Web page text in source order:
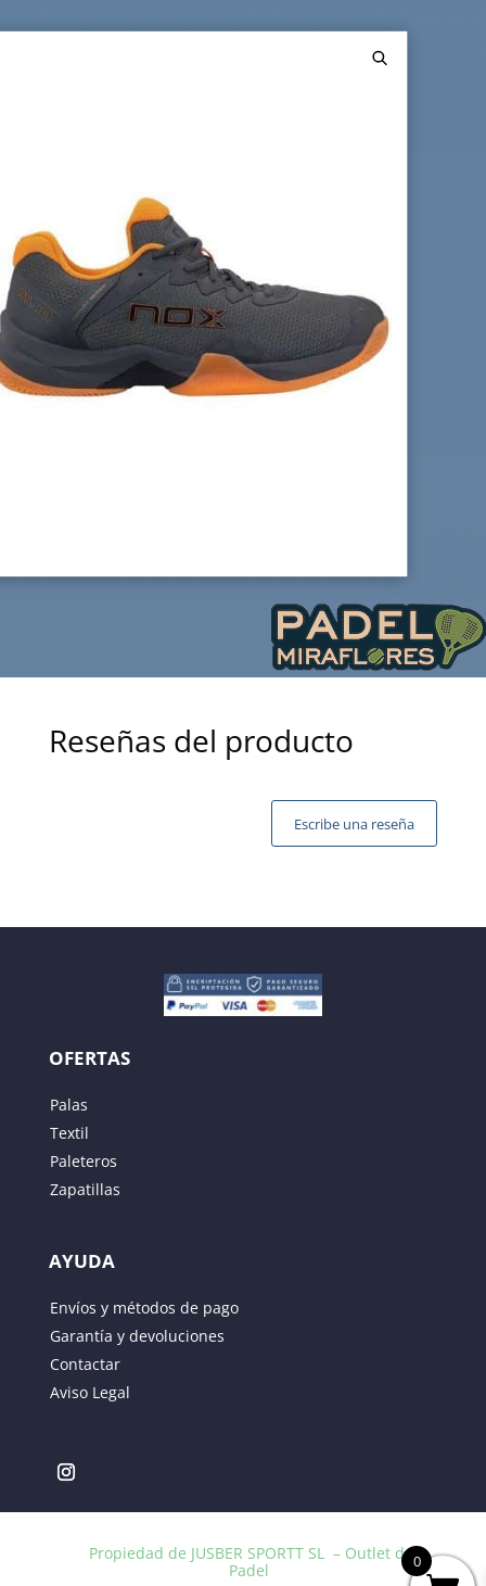
Reseñas del producto
Escribe una reseña
este navegador para la próxima vez que comente.
OFERTAS
Palas
Textil
Paleteros
Zapatillas
AYUDA
Envíos y métodos de pago
Garantía y devoluciones
Contactar
Aviso Legal
Propiedad de JUSBER SPORTT SL – Outlet de
Padel
0